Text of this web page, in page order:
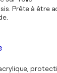
Prête à être